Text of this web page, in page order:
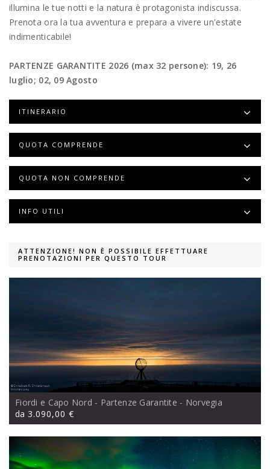
illumina le tue notti e la natura è protagonista indiscussa.
Prenota ora la tua avventura e prepara a vivere un'estate
indimenticabile!
PARTENZE GARANTITE 2026 (max 32 persone): 19, 26
luglio; 02, 09 Agosto
ITINERARIO
QUOTA COMPRENDE
QUOTA NON COMPRENDE
INFO UTILI
ATTENZIONE! NON È POSSIBILE EFFETTUARE
PRENOTAZIONI PER QUESTO TOUR
Fiordi e Capo Nord - Partenze Garantite - Norvegia
da 3.090,00 €